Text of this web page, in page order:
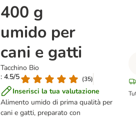
400 g
umido per
cani e gatti
Tacchino Bio
: 4.5/5
(35)
Inserisci la tua valutazione
Alimento umido di prima qualità per
cani e gatti, preparato con